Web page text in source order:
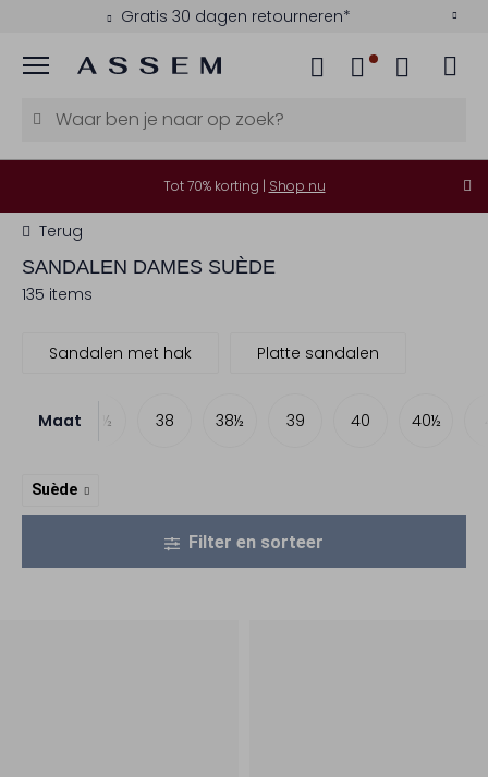
Kies zelf je bezorgmoment
Menu
Tot 70% korting | Shop nu
Terug
SANDALEN DAMES SUÈDE
135 items
Sandalen met hak Platte sandalen
Maat
37 37½ 38 38½ 39 40 40½
Suède
Filter en sorteer